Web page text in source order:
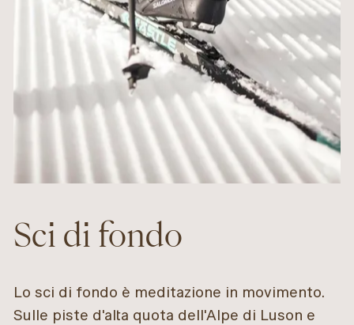
Sci di fondo
Lo sci di fondo è meditazione in movimento.
Sulle piste d'alta quota dell'Alpe di Luson e